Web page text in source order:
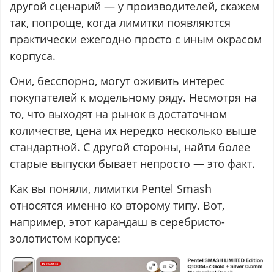
другой сценарий — у производителей, скажем
так, попроще, когда лимитки появляются
практически ежегодно просто с иным окрасом
корпуса.
Они, бесспорно, могут оживить интерес
покупателей к модельному ряду. Несмотря на
то, что выходят на рынок в достаточном
количестве, цена их нередко несколько выше
стандартной. С другой стороны, найти более
старые выпуски бывает непросто — это факт.
Как вы поняли, лимитки Pentel Smash
относятся именно ко второму типу. Вот,
например, этот карандаш в серебристо-
золотистом корпусе: